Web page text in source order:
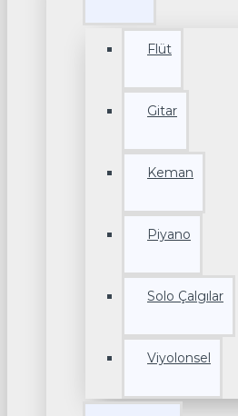
Flüt
Gitar
Keman
Piyano
Solo Çalgılar
Viyolonsel